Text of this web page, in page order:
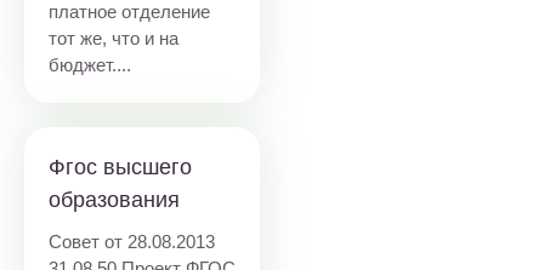
платное отделение
тот же, что и на
бюджет....
Фгос высшего
образования
Совет от 28.08.2013